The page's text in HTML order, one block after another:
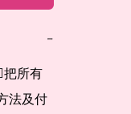
−
把所有
法及付